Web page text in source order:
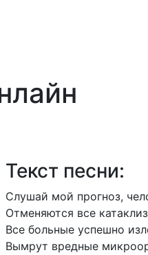
Текст песни:
Слушай мой прогноз,
Отменяются все
Все больные успешно
Вымрут вредные